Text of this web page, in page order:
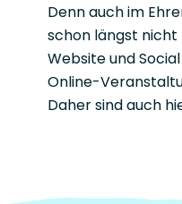
Denn auch im
schon längst nicht
Website und
Online-
Daher sind auch